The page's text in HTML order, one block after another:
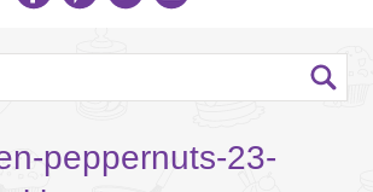
peppernuts-23-